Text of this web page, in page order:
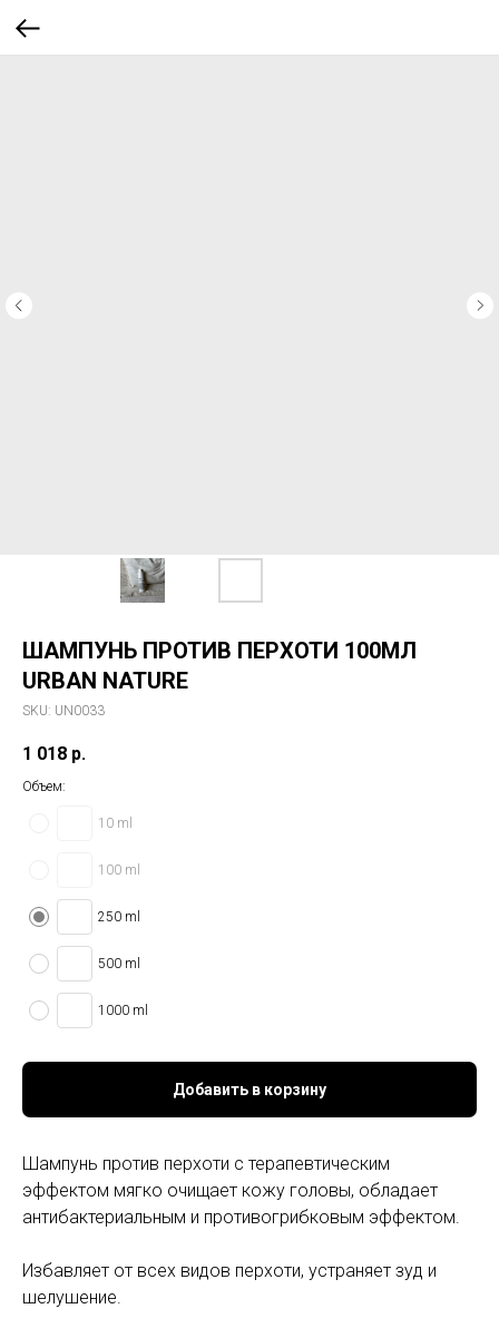
ШАМПУНЬ ПРОТИВ ПЕРХОТИ 100МЛ
URBAN NATURE
SKU: UN0033
1 018 р.
Объем:
10 ml
100 ml
250 ml
500 ml
1000 ml
Добавить в корзину
Шампунь против перхоти с терапевтическим
эффектом мягко очищает кожу головы, обладает
антибактериальным и противогрибковым эффектом.
Избавляет от всех видов перхоти, устраняет зуд и
шелушение.